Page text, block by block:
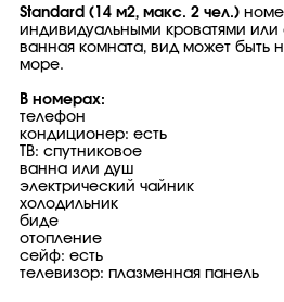
Standard (14 м2, макс. 2 чел.)
индивидуальными кроватями
ванная комната, вид может быть
море.
В номерах:
телефон
кондиционер: есть
ТВ: спутниковое
ванна или душ
электрический чайник
холодильник
биде
отопление
сейф: есть
телевизор: плазменная панель